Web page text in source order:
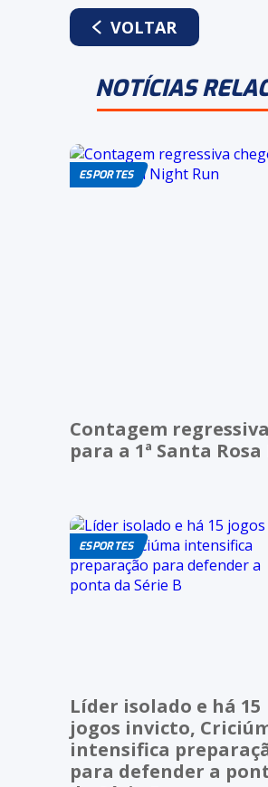
WHATSAPPFACEBOOK
VOLTAR
NOTÍCIAS
ESPORTES
Contagem
para a 1ª Santa
ESPORTES
Líder isolado e há 15
jogos invicto,
intensifica
para defender a